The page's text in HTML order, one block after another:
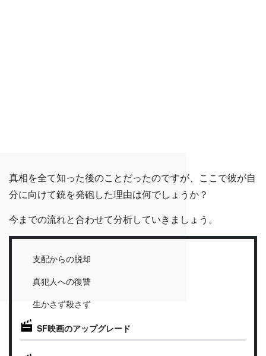
真相を全て知った後のことだったのですが、ここで彼が自
分に向けて銃を発砲した理由は何でしょうか？
今までの流れと合わせて分析していきましょう。
支配からの脱却
真犯人への復讐
生かさず殺さず
SF映画のアップグレード